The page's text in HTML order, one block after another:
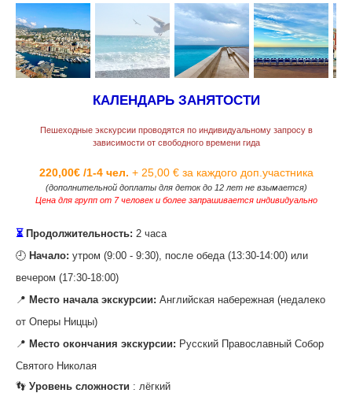
КАЛЕНДАРЬ ЗАНЯТОСТИ
Пешеходные экскурсии проводятся по индивидуальному запросу в
зависимости от свободного времени гида
220,00€ /1-4 чел. + 25,00 € за каждого доп.участника
(дополнительной доплаты для деток до 12 лет не взымается)
Цена для групп от 7 человек и более запрашивается индивидуально
⏳ Продолжительность: 2 часа
‌🕘 Начало: утром (9:00 - 9:30), после обеда (13:30-14:00) или
вечером (17:30-18:00)
📍 Место начала экскурсии: Английская набережная (недалеко
от Оперы Ниццы)
📍 Место окончания экскурсии: Русский Православный Собор
Святого Николая
‌👣 Уровень сложности : лёгкий